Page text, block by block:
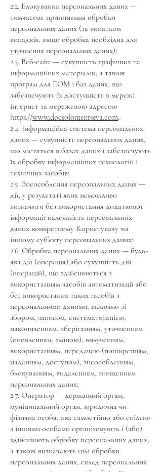
2.2. Блокування персональних даних —
тимчасове припинення обробки
персональних даних (за винятком
випадків, якщо обробка необхідна для
уточнення персональних даних);
2.3. Веб-сайт — сукупність графічних та
інформаційних матеріалів, а також
програм для ЕОМ і баз даних, що
забезпечують їх доступність в мережі
інтернет за мережевою адресою
https://www.docsolomentseva.com;
2.4. Інформаційна система персональних
даних — сукупність персональних даних,
що містяться в базах даних і забезпечують
їх обробку інформаційних технологій і
технічних засобів;
2.5. Знеособлення персональних даних —
дії, у результаті яких неможливо
визначити без використання додаткової
інформації належність персональних
даних конкретному Користувачу чи
іншому суб’єкту персональних даних;
2.6. Обробка персональних даних — будь-
яка дія (операція) або сукупність дій
(операцій), що здійснюються з
використанням засобів автоматизації або
без використання таких засобів з
персональними даними, включно зі
збором, записом, систематизацією,
накопиченням, зберіганням, уточненням
(оновленням, зміною), вилученням,
використанням, передачею (поширенням,
наданням, доступом), знеособленням,
блокуванням, видаленням, знищенням
персональних даних;
2.7. Оператор — державний орган,
муніципальний орган, юридична чи
фізична особа, яка самостійно або спільно
з іншими особами організовують і (або)
здійснюють обробку персональних даних,
а також визначають цілі обробки
персональних даних, склад персональних